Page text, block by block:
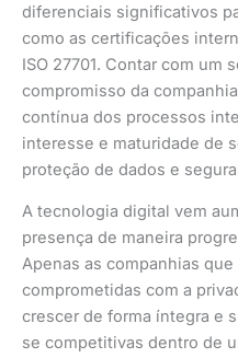
diferenciais significativos
como as certificações
ISO 27701. Contar com um
compromisso da
contínua dos processos
interesse e maturidade de
proteção de dados e
A tecnologia digital vem
presença de maneira
Apenas as companhias
comprometidas com a
crescer de forma íntegra e
se competitivas dentro de